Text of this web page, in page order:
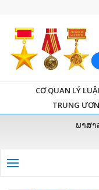
CƠ QUAN LÝ
TRUNG
ພາສາ